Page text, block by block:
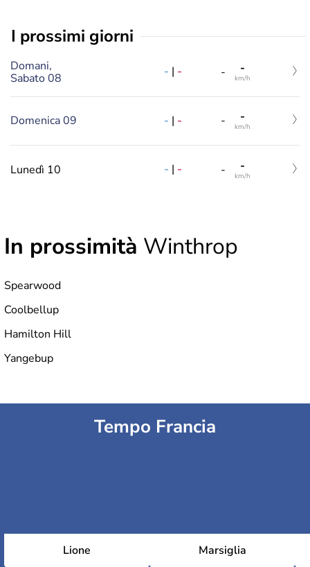
i prossimi giorni
Domani,
Sabato 08
- | - - -
km/h
Domenica 09 - | - - -
km/h
Lunedì 10 - | - - -
km/h
In prossimità Winthrop
Spearwood
Coolbellup
Hamilton Hill
Yangebup
Tempo Francia
Lione Marsiglia